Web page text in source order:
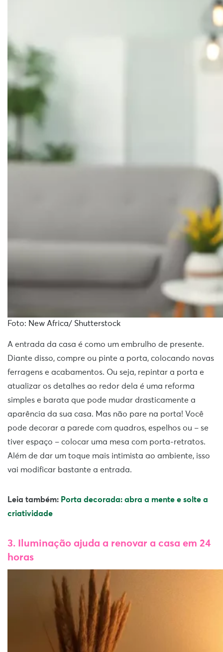
Foto: New Africa/ Shutterstock
A entrada da casa é como um embrulho de presente.
Diante disso, compre ou pinte a porta, colocando novas
ferragens e acabamentos. Ou seja, repintar a porta e
atualizar os detalhes ao redor dela é uma reforma
simples e barata que pode mudar drasticamente a
aparência da sua casa. Mas não pare na porta! Você
pode decorar a parede com quadros, espelhos ou – se
tiver espaço – colocar uma mesa com porta-retratos.
Além de dar um toque mais intimista ao ambiente, isso
vai modificar bastante a entrada.
Leia também: Porta decorada: abra a mente e solte a
criatividade
3. Iluminação ajuda a renovar a casa em 24
horas